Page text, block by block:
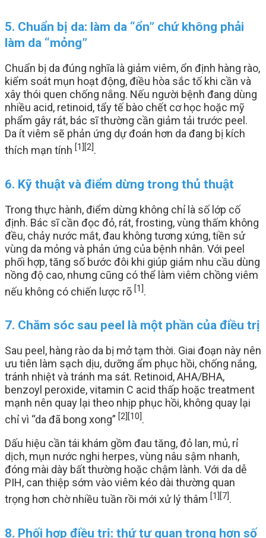
5. Chuẩn bị da: làm da “ổn” chứ không phải
làm da “mỏng”
Chuẩn bị da đúng nghĩa là giảm viêm, ổn định hàng rào,
kiểm soát mụn hoạt động, điều hòa sắc tố khi cần và
xây thói quen chống nắng. Nếu người bệnh đang dùng
nhiều acid, retinoid, tẩy tế bào chết cơ học hoặc mỹ
phẩm gây rát, bác sĩ thường cần giảm tải trước peel.
Da ít viêm sẽ phản ứng dự đoán hơn da đang bị kích
thích mạn tính [1] [2].
6. Kỹ thuật và điểm dừng trong thủ thuật
Trong thực hành, điểm dừng không chỉ là số lớp cố
định. Bác sĩ cần đọc đỏ, rát, frosting, vùng thấm không
đều, chảy nước mắt, đau không tương xứng, tiền sử
vùng da mỏng và phản ứng của bệnh nhân. Với peel
phối hợp, tăng số bước đôi khi giúp giảm nhu cầu dùng
nồng độ cao, nhưng cũng có thể làm viêm chồng viêm
nếu không có chiến lược rõ [1].
7. Chăm sóc sau peel là một phần của điều trị
Sau peel, hàng rào da bị mở tạm thời. Giai đoạn này nên
ưu tiên làm sạch dịu, dưỡng ẩm phục hồi, chống nắng,
tránh nhiệt và tránh ma sát. Retinoid, AHA/BHA,
benzoyl peroxide, vitamin C acid thấp hoặc treatment
mạnh nên quay lại theo nhịp phục hồi, không quay lại
chỉ vì “da đã bong xong” [2] [10].
Dấu hiệu cần tái khám gồm đau tăng, đỏ lan, mủ, rỉ
dịch, mụn nước nghi herpes, vùng nâu sậm nhanh,
đóng mài dày bất thường hoặc chậm lành. Với da dễ
PIH, can thiệp sớm vào viêm kéo dài thường quan
trọng hơn chờ nhiều tuần rồi mới xử lý thâm [1] [7].
8. Phối hợp điều trị: thứ tự quan trọng hơn số